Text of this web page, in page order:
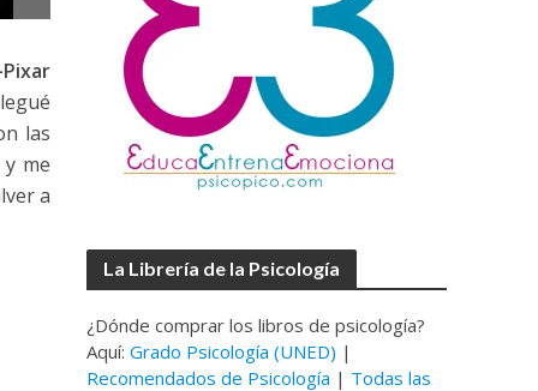
las
me
a
La Librería de la Psicología
¿Dónde comprar los libros de psicología?
Aquí:Grado Psicología (UNED) |
Recomendados de Psicología | Todas las